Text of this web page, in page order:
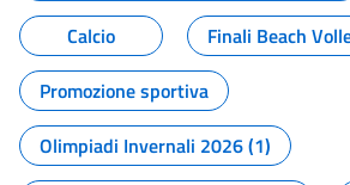
Calcio
Finali Beach
Promozione sportiva
Olimpiadi Invernali 2026 (1)